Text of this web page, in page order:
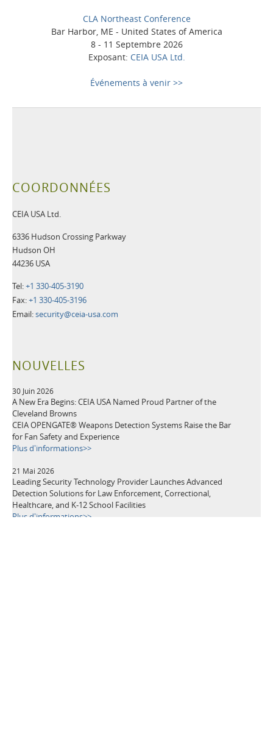
CLA Northeast Conference
Bar Harbor, ME - United States of America
8 - 11 Septembre 2026
Exposant: CEIA USA Ltd.
Événements à venir >>
COORDONNÉES
CEIA USA Ltd.
6336 Hudson Crossing Parkway
Hudson OH
44236 USA
Tel:+1 330-405-3190
Fax:+1 330-405-3196
Email:security@ceia-usa.com
NOUVELLES
30 Juin 2026
A New Era Begins: CEIA USA Named Proud Partner of the
Cleveland Browns
CEIA OPENGATE® Weapons Detection Systems Raise the Bar
for Fan Safety and Experience
Plus d'informations>>
21 Mai 2026
Leading Security Technology Provider Launches Advanced
Detection Solutions for Law Enforcement, Correctional,
Healthcare, and K-12 School Facilities
Plus d'informations>>